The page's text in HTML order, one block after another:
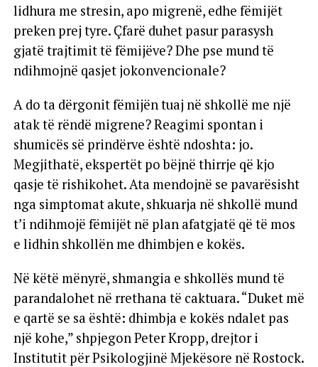
lidhura me stresin, apo migrenë, edhe fëmijët
preken prej tyre. Çfarë duhet pasur parasysh
gjatë trajtimit të fëmijëve? Dhe pse mund të
ndihmojnë qasjet jokonvencionale?
A do ta dërgonit fëmijën tuaj në shkollë me një
atak të rëndë migrene? Reagimi spontan i
shumicës së prindërve është ndoshta: jo.
Megjithatë, ekspertët po bëjnë thirrje që kjo
qasje të rishikohet. Ata mendojnë se pavarësisht
nga simptomat akute, shkuarja në shkollë mund
t’i ndihmojë fëmijët në plan afatgjatë që të mos
e lidhin shkollën me dhimbjen e kokës.
Në këtë mënyrë, shmangia e shkollës mund të
parandalohet në rrethana të caktuara. “Duket më
e qartë se sa është: dhimbja e kokës ndalet pas
një kohe,” shpjegon Peter Kropp, drejtor i
Institutit për Psikologjinë Mjekësore në Rostock.